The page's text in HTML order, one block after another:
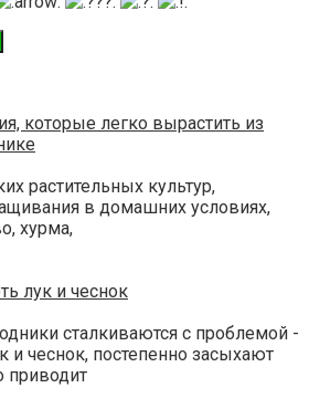
которые легко вырастить из
растительных культур,
в домашних условиях,
хурма,
лук и чеснок
сталкиваются с проблемой -
и чеснок, постепенно засыхают
приводит